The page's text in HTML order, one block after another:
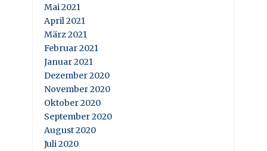
Mai 2021
April 2021
März 2021
Februar 2021
Januar 2021
Dezember 2020
November 2020
Oktober 2020
September 2020
August 2020
Juli 2020